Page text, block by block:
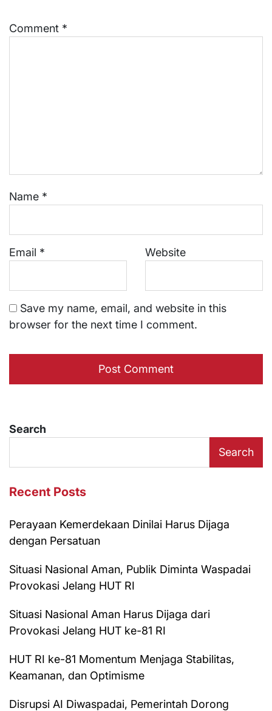
Comment *
Name *
Email * Website
Save my name, email, and website in this
browser for the next time I comment.
Search
Search
Recent Posts
Perayaan Kemerdekaan Dinilai Harus Dijaga
dengan Persatuan
Situasi Nasional Aman, Publik Diminta Waspadai
Provokasi Jelang HUT RI
Situasi Nasional Aman Harus Dijaga dari
Provokasi Jelang HUT ke-81 RI
HUT RI ke-81 Momentum Menjaga Stabilitas,
Keamanan, dan Optimisme
Disrupsi AI Diwaspadai, Pemerintah Dorong